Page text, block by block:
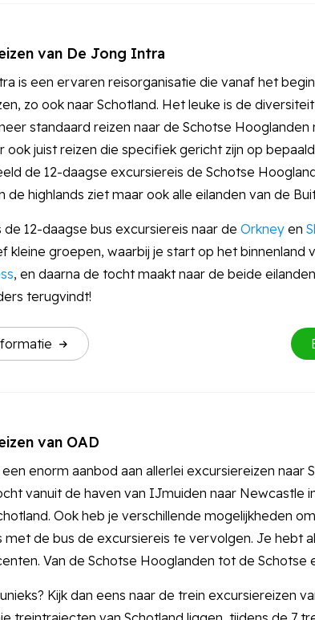
van De Jong Intra
is een ervaren reisorganisatie die vanaf het
zo ook naar Schotland. Het leuke is de
standaard reizen naar de Schotse
ook juist reizen die specifiek gericht zijn op
de 12-daagse excursiereis de Schotse
de highlands ziet maar ook alle eilanden van de
de 12-daagse bus excursiereis naar de Orkneyen
kleine groepen, waarbij je start op het binnenland
, en daarna de tocht maakt naar de beide
terugvindt!
rmatie
van OAD
enorm aanbod aan allerlei excursiereizen naar
vanuit de haven van IJmuiden naar Newcastle
Ook heb je verschillende mogelijkheden
met de bus de excursiereis te vervolgen. Je hebt
Van de Schotse Hooglanden tot de Schotse
Kijk dan eens naar de trein excursiereizen